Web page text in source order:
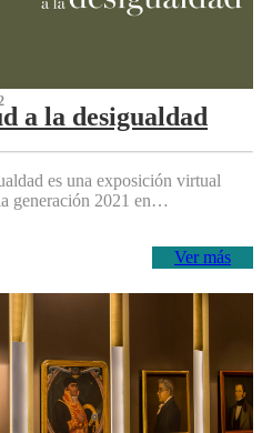
a la desigualdad
es una exposición virtual
generación 2021 en…
Ver más